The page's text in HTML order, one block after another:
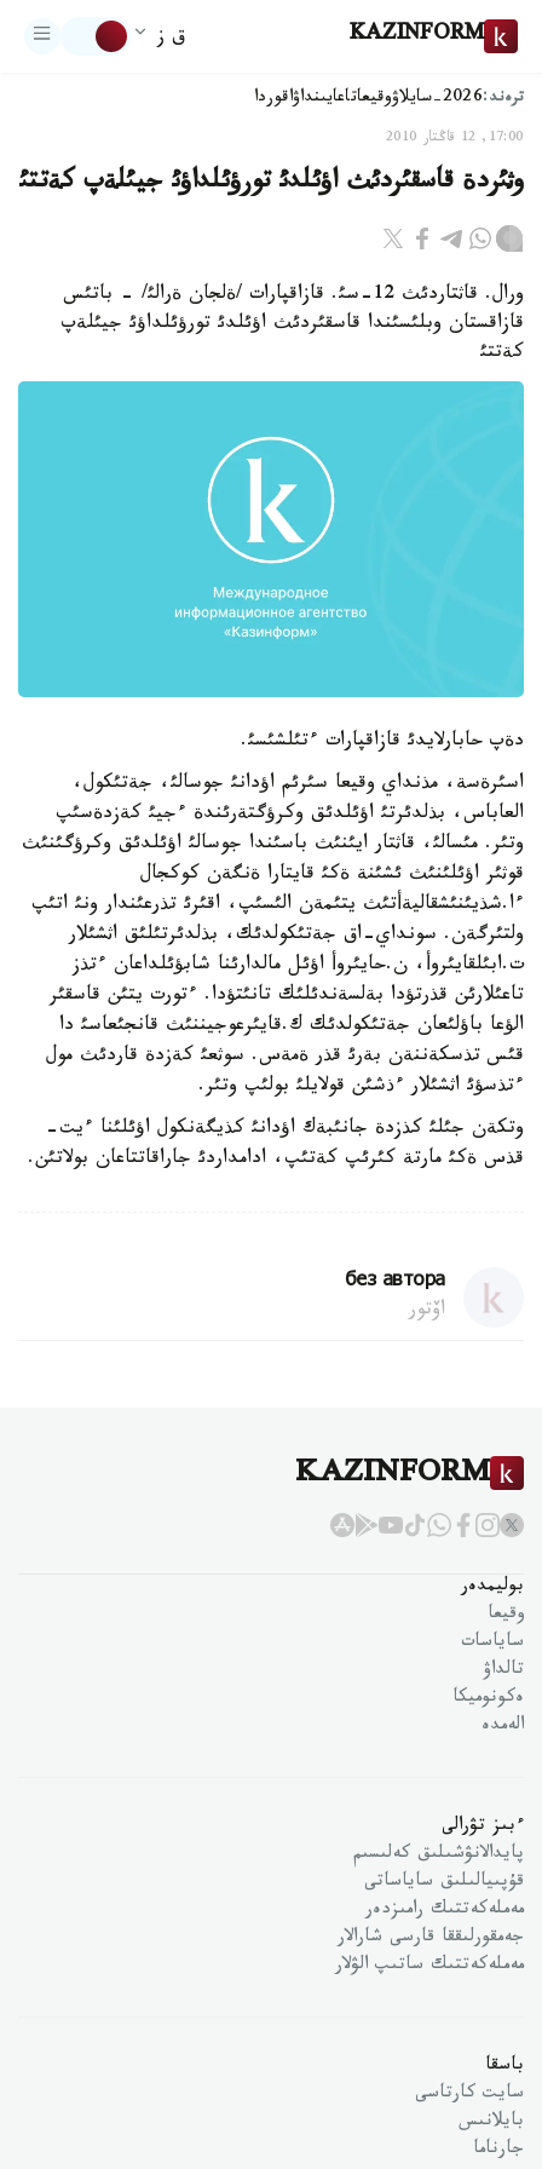
KAZINFORM ق ز
ترەند:2026-سايلاۋ وقيعاتاعايىنداۋاقوردا
17:00, 12 قاڭتار 2010
وثئردة قاسقئردئث اؤئلدئ تورؤئلداؤئ جيئلةپ كةتتئ
ورال. قاثتاردئث 12-سئ. قازاقپارات /ةلجان ةرالئ/ - باتئس
قازاقستان وبلئسئندا قاسقئردئث اؤئلدئ تورؤئلداؤئ جيئلةپ
كةتتئ
دةپ حابارلايدئ قازاقپارات ءتئلشئسئ.
اسئرةسة، مذنداي وقيعا سئرئم اؤدانئ جوسالئ، جةتئكول،
العاباس، بذلدئرتئ اؤئلدئق وكرؤگتةرئندة ءجيئ كةزدةسئپ
وتئر. مئسالئ، قاثتار ايئنئث باسئندا جوسالئ اؤئلدئق وكرؤگئنئث
قوثئر اؤئلئنئث ئشئنة ةكئ قايتارا ةنگةن كوكجال
ءا.شذيئنئشقاليةأتئث يتئمةن الئسئپ، اقئرئ تذرعئندار ونئ اتئپ
ولتئرگةن. سونداي-اق جةتئكولدئك، بذلدئرتئلئق اثشئلار
ت.ابئلقايئروأ، ن.حايئروأ اؤئل مالدارئنا شابؤئلداعان ءتذز
تاعئلارئن قذرتؤدا بةلسةندئلئك تانئتؤدا. ءتورت يتئن قاسقئر
الؤعا باؤلئعان جةتئكولدئك ك.قايئرعوجيننئث قانجئعاسئ دا
قئس تذسكةننةن بةرئ قذر ةمةس. سوثعئ كةزدة قاردئث مول
ءتذسؤئ اثشئلار ءذشئن قولايلئ بولئپ وتئر.
وتكةن جئلئ كذزدة جانئبةك اؤدانئ كذيگةنكول اؤئلئنا ءيت-
قذس ةكئ مارتة كئرئپ كةتئپ، ادامداردئ جاراقاتتاعان بولاتئن.
без автора
اۆتور
KAZINFORM
بوليمدەر
وقيعا
ساياسات
تالداۋ
ەكونوميكا
الەمدە
ءبىز تۋرالى
پايدالانۋشىلىق كەلىسىم
قۇپىيالىلىق ساياساتى
مەملەكەتتىك رامىزدەر
جەمقورلىققا قارسى شارالار
مەملەكەتتىك ساتىپ الۋلار
باسقا
سايت كارتاسى
بايلانىس
جارناما